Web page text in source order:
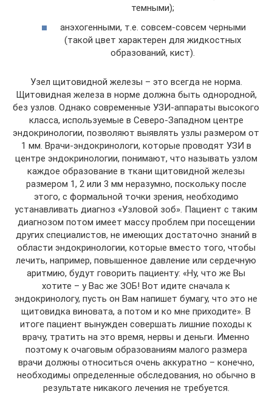
темными);
анэхогенными, т.е. совсем-совсем черными
(такой цвет характерен для жидкостных
образований, кист).
Узел щитовидной железы – это всегда не норма.
Щитовидная железа в норме должна быть однородной,
без узлов. Однако современные УЗИ-аппараты высокого
класса, используемые в Северо-Западном центре
эндокринологии, позволяют выявлять узлы размером от
1 мм. Врачи-эндокринологи, которые проводят УЗИ в
центре эндокринологии, понимают, что называть узлом
каждое образование в ткани щитовидной железы
размером 1, 2 или 3 мм неразумно, поскольку после
этого, с формальной точки зрения, необходимо
устанавливать диагноз «Узловой зоб». Пациент с таким
диагнозом потом имеет массу проблем при посещении
других специалистов, не имеющих достаточно знаний в
области эндокринологии, которые вместо того, чтобы
лечить, например, повышенное давление или сердечную
аритмию, будут говорить пациенту: «Ну, что же Вы
хотите – у Вас же ЗОБ! Вот идите сначала к
эндокринологу, пусть он Вам напишет бумагу, что это не
щитовидка виновата, а потом и ко мне приходите». В
итоге пациент вынужден совершать лишние походы к
врачу, тратить на это время, нервы и деньги. Именно
поэтому к очаговым образованиям малого размера
врачи должны относиться очень аккуратно – конечно,
необходимы определенные обследования, но обычно в
результате никакого лечения не требуется.